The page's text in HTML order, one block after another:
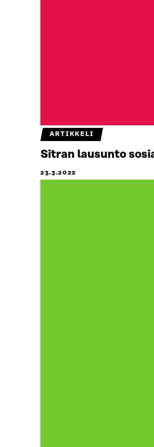
ARTIKKELI
Sitran lausunto
23.3.2022